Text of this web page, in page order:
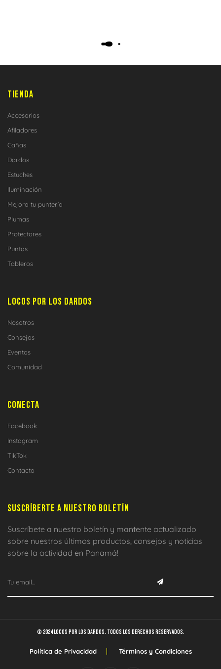
TIENDA
Accesorios
Afiladores
Cañas
Dardos
Estuches
Iluminación
Mejora tu puntería
Plumas
Protectores
Puntas
Tableros
LOCOS POR LOS DARDOS
Nosotros
Consejos
Eventos
Comunidad
CONECTA
Facebook
Instagram
TikTok
Contacto
SUSCRÍBERTE A NUESTRO BOLETÍN
Suscríbete a nuestro boletín y mantente actualizado
sobre nuestros últimos productos, consejos y noticias
sobre la actividad en Panamá!
© 2024 Locos por los dardos. Todos los derechos reservados.
Política de Privacidad Términos y Condiciones